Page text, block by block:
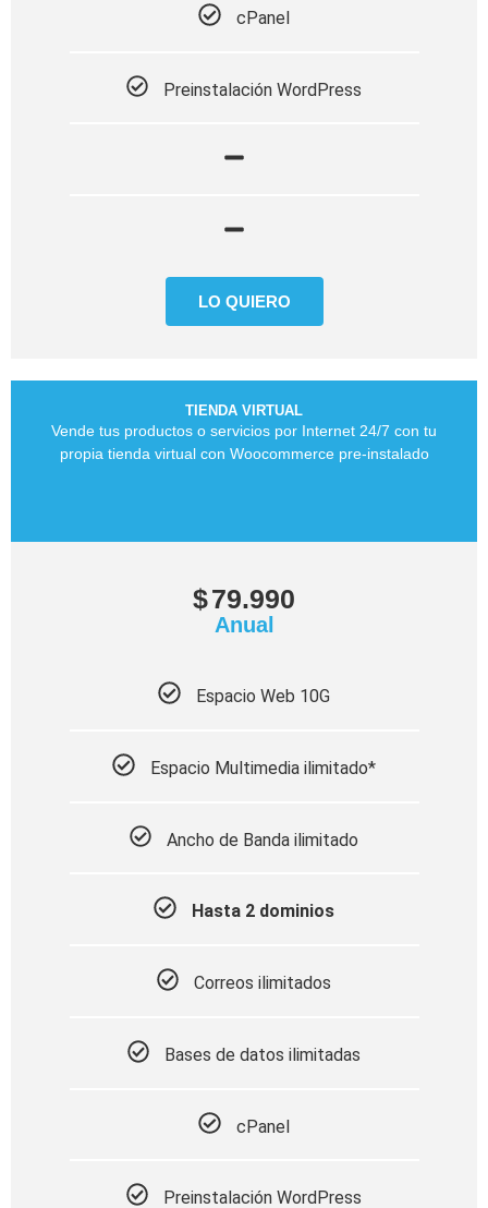
cPanel
Preinstalación WordPress
LO QUIERO
TIENDA VIRTUAL
Vende tus productos o servicios por Internet 24/7 con tu
propia tienda virtual con Woocommerce pre-instalado
$79.990
Anual
Espacio Web 10G
Espacio Multimedia ilimitado*
Ancho de Banda ilimitado
Hasta 2 dominios
Correos ilimitados
Bases de datos ilimitadas
cPanel
Preinstalación WordPress